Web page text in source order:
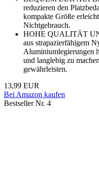
reduzieren den
kompakte Größe
Nichtgebrauch.
HOHE QUALITÄT
aus strapazierfähigem
Aluminiumlegierungen
und langlebig zu
gewährleisten.
13,99 EUR
Bei Amazon kaufen
Bestseller Nr. 4